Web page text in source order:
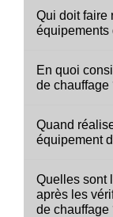
Qui doit faire
équipements
En quoi
de chauffage
Quand
équipement
Quelles sont
après les
de chauffage